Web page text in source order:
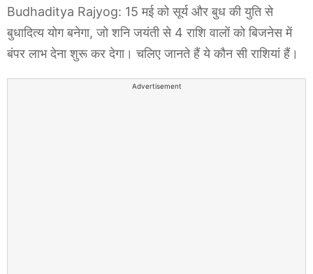
Budhaditya Rajyog: 15 मई को सूर्य और बुध की युति से
बुधादित्य योग बनेगा, जो शनि जयंती से 4 राशि वालों को बिजनेस में
बंपर लाभ देना शुरू कर देगा। चलिए जानते हैं ये कौन सी राशियां हैं।
Advertisement